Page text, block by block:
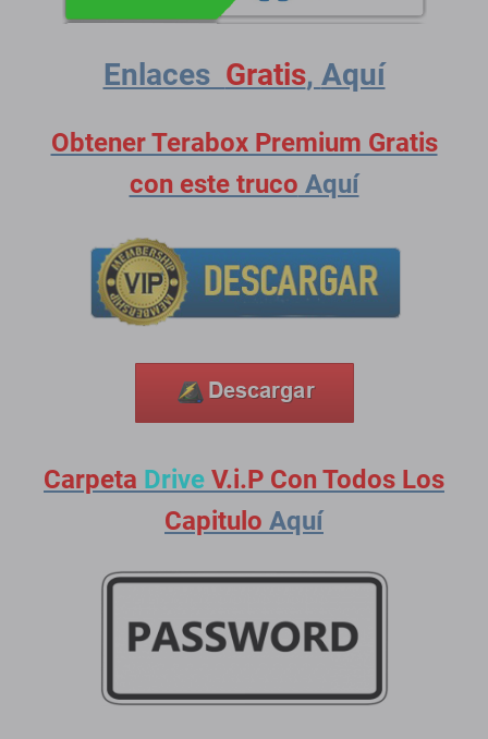
Enlaces Gratis, Aquí
Obtener Terabox Premium Gratis
con este truco Aquí
Carpeta Drive V.i.P Con Todos Los
Capitulo Aquí